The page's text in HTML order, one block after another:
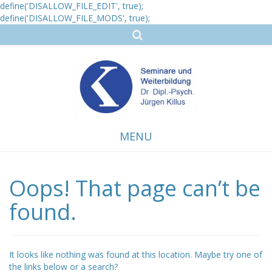
define('DISALLOW_FILE_EDIT', true);
define('DISALLOW_FILE_MODS', true);
MENU
to
content
Oops! That page can’t be
found.
It looks like nothing was found at this location. Maybe try one of
the links below or a search?